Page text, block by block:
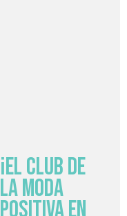
¡El Club de
la Moda
Positiva en